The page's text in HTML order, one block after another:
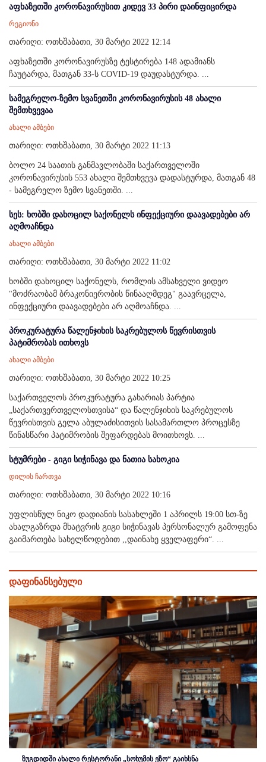
აფხაზეთში კორონავირუსით კიდევ 33 პირი დაინფიცირდა
რეგიონი
თარიღი: ოთხშაბათი, 30 მარტი 2022 12:14
აფხაზეთში კორონავირუსზე ტესტირება 148 ადამიანს
ჩაუტარდა, მათგან 33-ს COVID-19 დაუდასტურდა. ...
სამეგრელო-ზემო სვანეთში კორონავირუსის 48 ახალი
შემთხვევაა
ახალი ამბები
თარიღი: ოთხშაბათი, 30 მარტი 2022 11:13
ბოლო 24 საათის განმავლობაში საქართველოში
კორონავირუსის 553 ახალი შემთხვევა დადასტურდა, მათგან 48
- სამეგრელო ზემო სვანეთში. ...
სეს: ხობში დახოცილ საქონელს ინფექციური დაავადებები არ
აღმოაჩნდა
ახალი ამბები
თარიღი: ოთხშაბათი, 30 მარტი 2022 11:02
ხობში დახოცილ საქონელს, რომლის ამსახველი ვიდეო
"მოძრაობამ ბრაკონიერობის წინააღმდეგ" გაავრცელა,
ინფექციური დაავადებები არ აღმოაჩნდა. ...
პროკურატურა წალენჯიხის საკრებულოს წევრისთვის
პატიმრობას ითხოვს
ახალი ამბები
თარიღი: ოთხშაბათი, 30 მარტი 2022 10:25
საქართველოს პროკურატურა გახარიას პარტია
„საქართვერთველოსთვისა“ და წალენჯიხის საკრებულოს
წევრისთვის გელა აბულაძისითვის სასამართლო პროცესზე
წინასწარი პატიმრობის შეფარდებას მოითხოვს. ...
სტუმრები - გიგი სიჭინავა და ნათია სახოკია
დილის ჩართვა
თარიღი: ოთხშაბათი, 30 მარტი 2022 10:16
უფლისწულ ნიკო დადიანის სასახლეში 1 აპრილს 19:00 სთ-ზე
ახალგაზრდა მხატვრის გიგი სიჭინავას პერსონალურ გამოფენა
გაიმართება სახელწოდებით ,,დაინახე ყველაფერი“. ...
დაფინანსებული
ზუგდიდში ახალი რესტორანი „სოხუმის ეზო“ გაიხსნა